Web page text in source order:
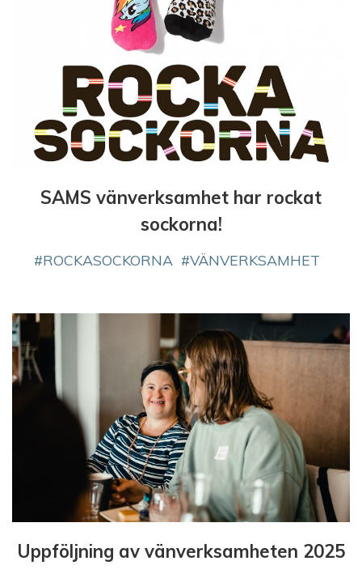
SAMS vänverksamhet har rockat
sockorna!
ROCKASOCKORNA VÄNVERKSAMHET
Uppföljning av vänverksamheten 2025